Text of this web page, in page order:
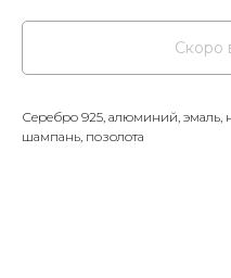
Серебро 925, алюминий, эмаль,
шампань, позолота